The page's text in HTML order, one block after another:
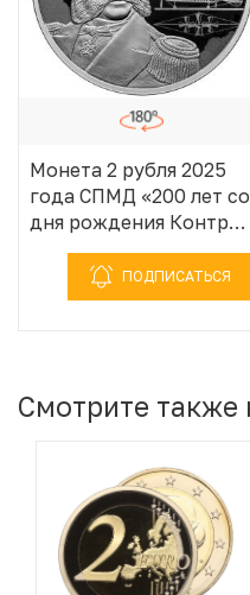
Монета 2 рубля 2025
года СПМД «200 лет со
дня рождения Контр-
адмирала Александра
Федоровича
Можайского»
ПОДПИСАТЬСЯ
Смотрите